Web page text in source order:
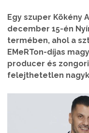
Egy szuper Kökény
december 15-én
termében, ahol a
EMeRTon-díjas
producer és
felejthetetlen